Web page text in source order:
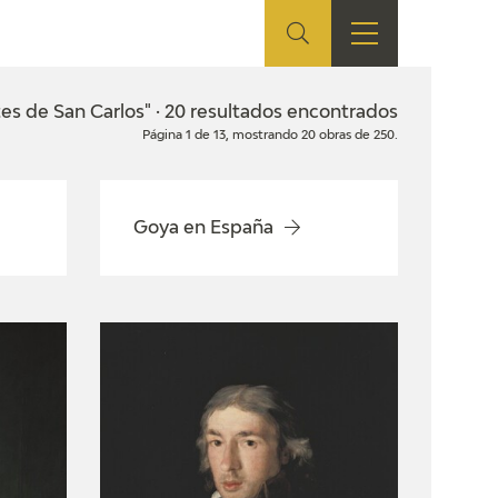
TIENDA EDUCA
EDUCATIVOS
de San Carlos" · 20 resultados encontrados
Página 1 de 13, mostrando 20 obras de 250.
Goya en España